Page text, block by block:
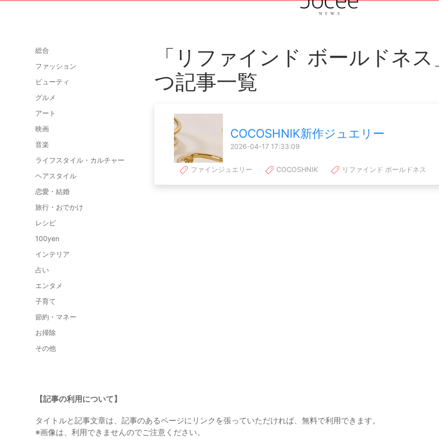
総合
ファッション
ビューティ
グルメ
アート
映画
音楽
ライフスタイル・カルチャー
ヘアスタイル
恋愛・結婚
旅行・おでかけ
レシピ
100yen
インテリア
占い
エンタメ
子育て
節約・マネー
お掃除
その他
「リファインド ボールドネ
つ記事一覧
COCOSHNIK新作ジュエリー
2026-04-17 17:33:09
ファインジュエリー COCOSHNIK リファインド ボールドネス
【記事の利用について】
タイトルと記事文章は、記事のあるページにリンクを張っていただければ、無料で利用できます。
※画像は、利用できませんのでご注意ください。